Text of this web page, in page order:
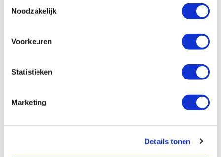
Noodzakelijk
Voorkeuren
Statistieken
Marketing
Details tonen
Bohrcraft SDS-Plus hamerboor Ø 12,0
Bohrcraft SDS-Plus hamerboor Ø 14,0